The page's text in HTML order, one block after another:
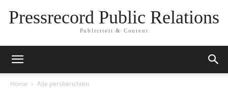
Pressrecord Public Relations
Publiciteit & Content
Home Alle persberichten